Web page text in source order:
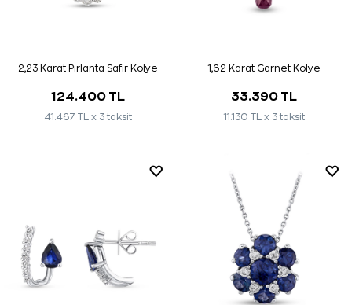
2,23 Karat Pırlanta Safir Kolye
124.400 TL
41.467 TL x 3 taksit
1,62 Karat Garnet Kolye
33.390 TL
11.130 TL x 3 taksit